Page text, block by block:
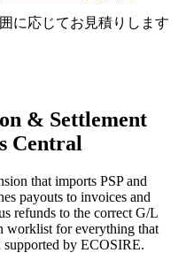
に応じてお見積りします
& Settlement
Central
that imports PSP and
payouts to invoices and
refunds to the correct G/L
worklist for everything that
by ECOSIRE.